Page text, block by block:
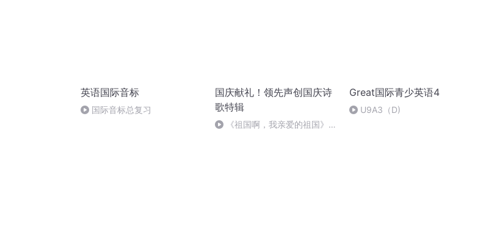
英语国际音标
国际音标总复习
国庆献礼！领先声创国庆诗
歌特辑
《祖国啊，我亲爱的祖国》温
Great国际青少英语4
U9A3（D)